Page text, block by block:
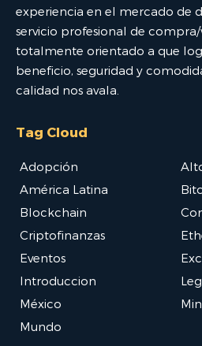
experiencia en el mercado de
servicio profesional de
totalmente orientado a que
beneficio, seguridad y
calidad nos avala.
Tag Cloud
Adopción
América Latina
Blockchain
Criptofinanzas
Eventos
Introduccion
México
Mundo